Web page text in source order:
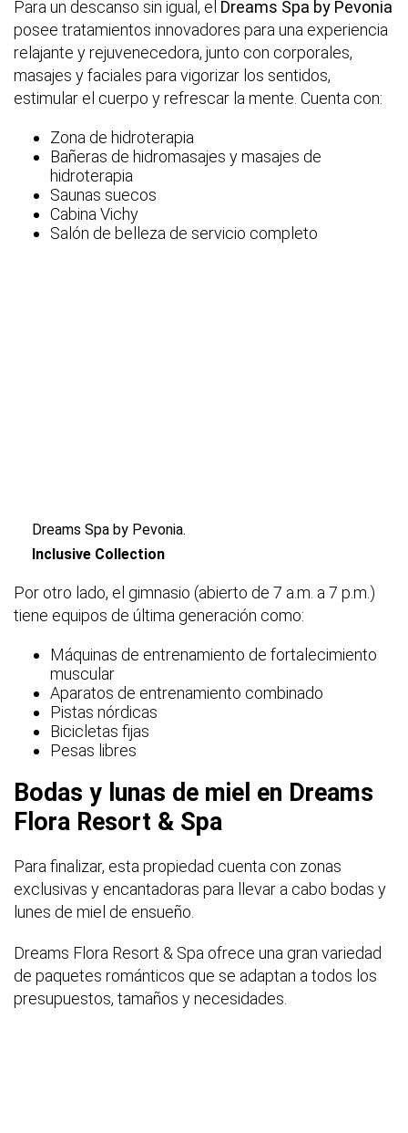
Para un descanso sin igual, el Dreams Spa by Pevonia
posee tratamientos innovadores para una experiencia
relajante y rejuvenecedora, junto con corporales,
masajes y faciales para vigorizar los sentidos,
estimular el cuerpo y refrescar la mente. Cuenta con:
Zona de hidroterapia
Bañeras de hidromasajes y masajes de
hidroterapia
Saunas suecos
Cabina Vichy
Salón de belleza de servicio completo
Dreams Spa by Pevonia.
Inclusive Collection
Por otro lado, el gimnasio (abierto de 7 a.m. a 7 p.m.)
tiene equipos de última generación como:
Máquinas de entrenamiento de fortalecimiento
muscular
Aparatos de entrenamiento combinado
Pistas nórdicas
Bicicletas fijas
Pesas libres
Bodas y lunas de miel en Dreams
Flora Resort & Spa
Para finalizar, esta propiedad cuenta con zonas
exclusivas y encantadoras para llevar a cabo bodas y
lunes de miel de ensueño.
Dreams Flora Resort & Spa ofrece una gran variedad
de paquetes románticos que se adaptan a todos los
presupuestos, tamaños y necesidades.